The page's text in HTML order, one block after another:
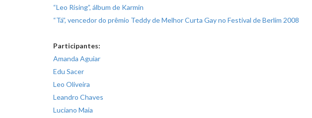
“Leo Rising”, álbum de Karmin
“Tá”, vencedor do prêmio Teddy de Melhor Curta Gay no Festival de Berlim 2008
Participantes:
Amanda Aguiar
Edu Sacer
Leo Oliveira
Leandro Chaves
Luciano Maia